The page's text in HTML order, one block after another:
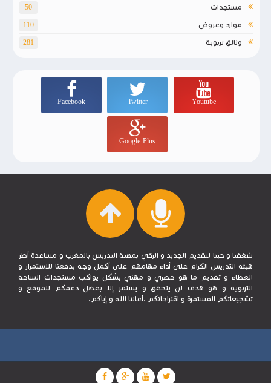
مستجدات 50
موارد وعروض 110
وثائق تربوية 281
Youtube
Twitter
Facebook
Google-Plus
شغفنا و حبنا لتقديم الجديد و الرقي بمهنة التدريس بالمغرب و مساعدة أطر
هيئة التدريس الكرام على أداء مهامهم على أكمل وجه يدفعنا للاستمرار و
العطاء و تقديم ما هو حصري و مهني بشكل يواكب مستجدات الساحة
التربوية و هو هدف لن يتحقق و يستمر إلا بفضل دعمكم للموقع و
تشجيعاتكم المستمرة و اقتراحاتكم .أعاننا الله و إياكم.